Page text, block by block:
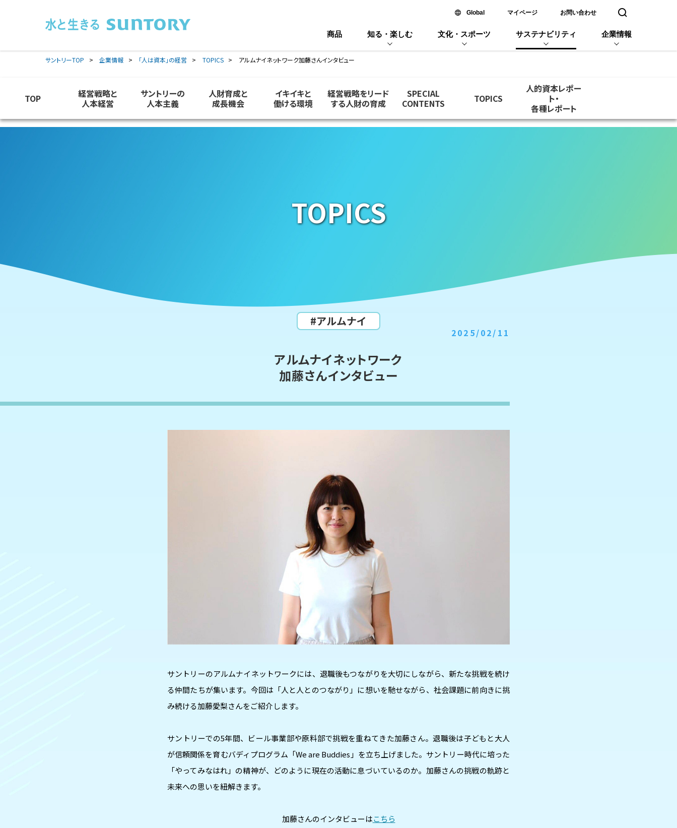
Global新しいウィンドウで開く
マイページ お問い合わせ 検索窓を開く
商品 知る・楽しむ 文化・スポーツ サステナビリティ 企業情報
サントリーTOP 企業情報 「人は資本」の経営 TOPICS アルムナイネットワーク加藤さんインタビュー
TOP
経営戦略と
人本経営
サントリーの
人本主義
人財育成と
成長機会
イキイキと
働ける環境
経営戦略をリード
する人財の育成
SPECIAL
CONTENTS
TOPICS
人的資本レポー
ト・
各種レポート
TOPICS
アルムナイネットワーク
加藤さんインタビュー
2025/02/11
#アルムナイ
サントリーのアルムナイネットワークには、退職後もつながりを大切にしながら、新たな挑戦を続け
る仲間たちが集います。今回は「人と人とのつながり」に想いを馳せながら、社会課題に前向きに挑
み続ける加藤愛梨さんをご紹介します。
サントリーでの5年間、ビール事業部や原料部で挑戦を重ねてきた加藤さん。退職後は子どもと大人
が信頼関係を育むバディプログラム「We are Buddies」を立ち上げました。サントリー時代に培った
「やってみなはれ」の精神が、どのように現在の活動に息づいているのか。加藤さんの挑戦の軌跡と
未来への思いを紐解きます。
加藤さんのインタビューはこちら